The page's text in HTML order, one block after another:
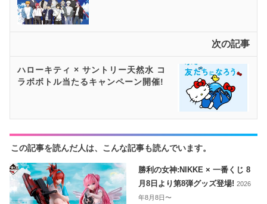
次の記事
ハローキティ × サントリー天然水 コ
ラボボトル当たるキャンペーン開催!
この記事を読んだ人は、こんな記事も読んでいます。
勝利の女神:NIKKE × 一番くじ 8
月8日より第8弾グッズ登場!2026
年8月8日〜